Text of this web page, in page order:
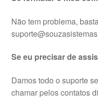
Não tem problema,
Se eu precisar de
Damos todo o suporte
chamar pelos contatos